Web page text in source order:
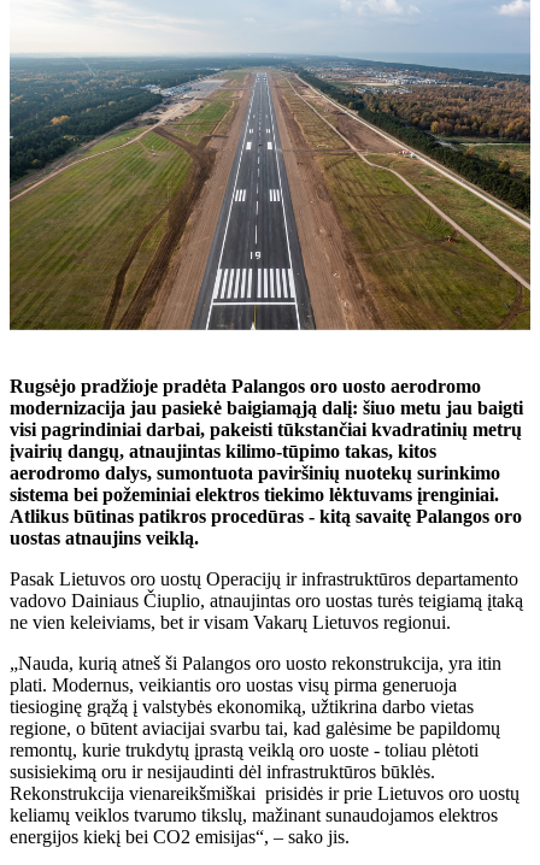
Rugsėjo pradžioje pradėta Palangos oro uosto aerodromo
modernizacija jau pasiekė baigiamąją dalį: šiuo metu jau baigti
visi pagrindiniai darbai, pakeisti tūkstančiai kvadratinių metrų
įvairių dangų, atnaujintas kilimo-tūpimo takas, kitos
aerodromo dalys, sumontuota paviršinių nuotekų surinkimo
sistema bei požeminiai elektros tiekimo lėktuvams įrenginiai.
Atlikus būtinas patikros procedūras - kitą savaitę Palangos oro
uostas atnaujins veiklą.
Pasak Lietuvos oro uostų Operacijų ir infrastruktūros departamento
vadovo Dainiaus Čiuplio, atnaujintas oro uostas turės teigiamą įtaką
ne vien keleiviams, bet ir visam Vakarų Lietuvos regionui.
„Nauda, kurią atneš ši Palangos oro uosto rekonstrukcija, yra itin
plati. Modernus, veikiantis oro uostas visų pirma generuoja
tiesioginę grąžą į valstybės ekonomiką, užtikrina darbo vietas
regione, o būtent aviacijai svarbu tai, kad galėsime be papildomų
remontų, kurie trukdytų įprastą veiklą oro uoste - toliau plėtoti
susisiekimą oru ir nesijaudinti dėl infrastruktūros būklės.
Rekonstrukcija vienareikšmiškai prisidės ir prie Lietuvos oro uostų
keliamų veiklos tvarumo tikslų, mažinant sunaudojamos elektros
energijos kiekį bei CO2 emisijas“, – sako jis.